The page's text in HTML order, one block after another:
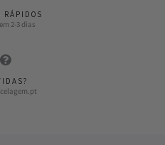
RÁPIDOS
2-3 dias